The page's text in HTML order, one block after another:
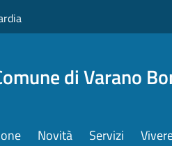
di Varano
Novità Servizi